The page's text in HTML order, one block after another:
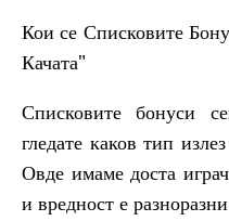
Кои се Списковите
Качата"
Списковите бонуси
гледате каков тип
Овде имаме доста
и вредност е